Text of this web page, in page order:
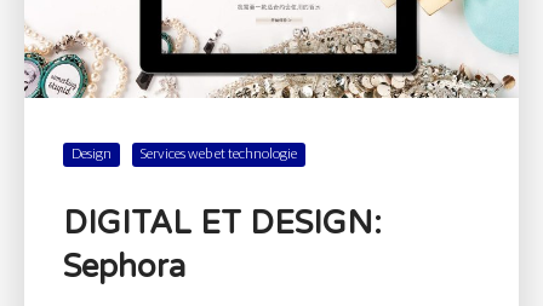
Design Services web et technologie
DIGITAL ET DESIGN:
Sephora